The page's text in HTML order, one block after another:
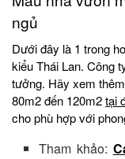
ngủ
Dưới đây là 1 trong
kiểu Thái Lan. Công
tưởng. Hãy xem
80m2 đến 120m2tại
cho phù hợp với
Tham khảo: